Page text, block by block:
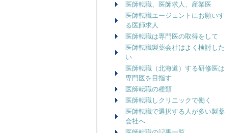
医師転職、医師求人、産業医
医師転職エージェントにお願いす
る医師求人
医師転職は専門医の取得をして
医師転職製薬会社はよく検討した
い
医師転職（北海道）する研修医は
専門医を目指す
医師転職の種類
医師転職しクリニックで働く
医師転職で選択する人が多い製薬
会社へ